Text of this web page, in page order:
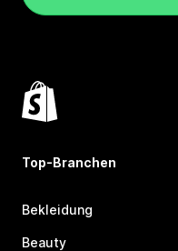
Top-Branchen
Bekleidung
Beauty